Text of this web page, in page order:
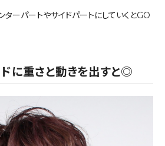
ーパートやサイドパートにしていくとGO
に重さと動きを出すと◎